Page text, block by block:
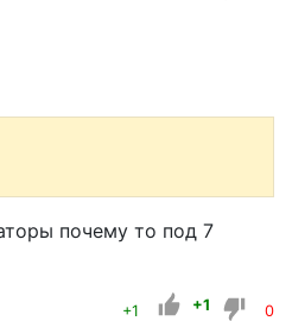
почему то под 7
+1 +1 0